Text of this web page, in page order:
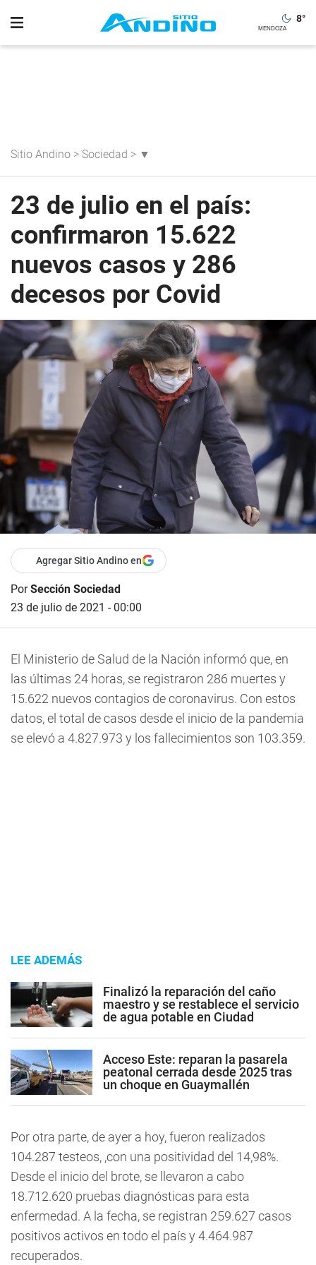
8°
Sitio Andino > Sociedad > ▼
23 de julio en el país:
confirmaron 15.622
nuevos casos y 286
decesos por Covid
Agregar Sitio Andino en
PorSección Sociedad
23 de julio de 2021 - 00:00
El Ministerio de Salud de la Nación informó que, en
las últimas 24 horas, se registraron 286 muertes y
15.622 nuevos contagios de coronavirus. Con estos
datos, el total de casos desde el inicio de la pandemia
se elevó a 4.827.973 y los fallecimientos son 103.359.
LEE ADEMÁS
Finalizó la reparación del caño
maestro y se restablece el servicio
de agua potable en Ciudad
Acceso Este: reparan la pasarela
peatonal cerrada desde 2025 tras
un choque en Guaymallén
Por otra parte, de ayer a hoy, fueron realizados
104.287 testeos, ,con una positividad del 14,98%.
Desde el inicio del brote, se llevaron a cabo
18.712.620 pruebas diagnósticas para esta
enfermedad. A la fecha, se registran 259.627 casos
positivos activos en todo el país y 4.464.987
recuperados.